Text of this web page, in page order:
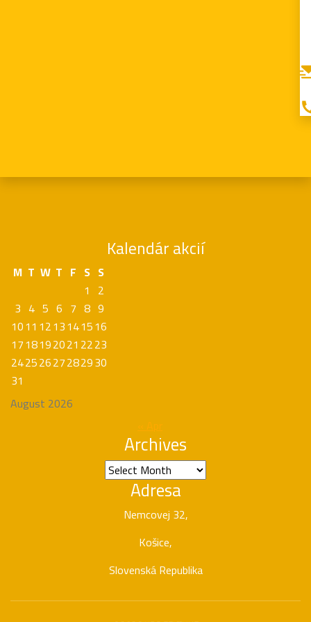
Kalendár akcií
August 2026
M T W T F S S
1
2
3 4 5 6 7 8 9
1011 1213141516
1718192021 2223
24252627282930
31
Archives
Archives
Adresa
Nemcovej 32,
Košice,
Slovenská Republika